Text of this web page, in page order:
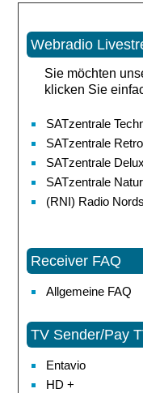
Webradio
Sie möchten
klicken Sie
SATzentrale
SATzentrale Retro
SATzentrale
SATzentrale
(RNI) Radio
Receiver FAQ
Allgemeine FAQ
TV Sender/Pay
Entavio
HD +